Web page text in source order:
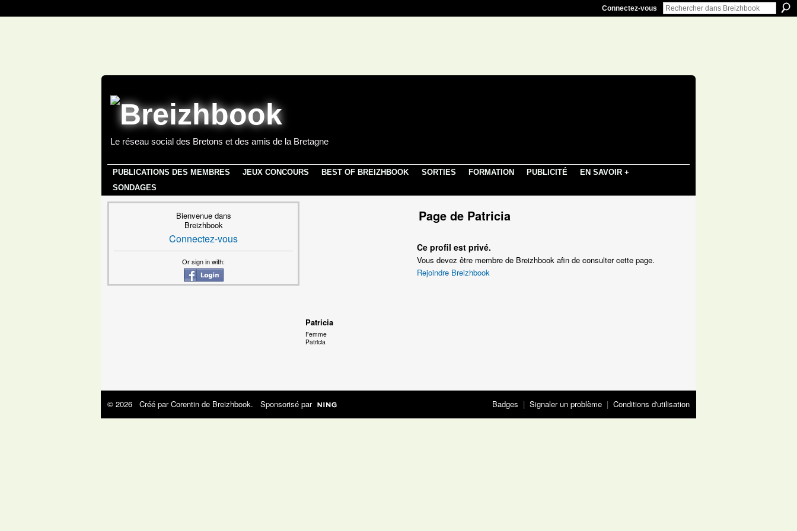
Connectez-vous
Le réseau social des Bretons et des amis de la Bretagne
PUBLICATIONS DES MEMBRES JEUX CONCOURS BEST OF BREIZHBOOK SORTIES FORMATION PUBLICITÉ
EN SAVOIR +
SONDAGES
Bienvenue dans
Breizhbook
Connectez-vous
Or sign in with:
Patricia
Femme
Patricia
Page de Patricia
Ce profil est privé.
Vous devez être membre de Breizhbook afin de consulter cette page.
Rejoindre Breizhbook
© 2026 Créé parCorentin de Breizhbook. Sponsorisé par Badges | Signaler un problème | Conditions d'utilisation